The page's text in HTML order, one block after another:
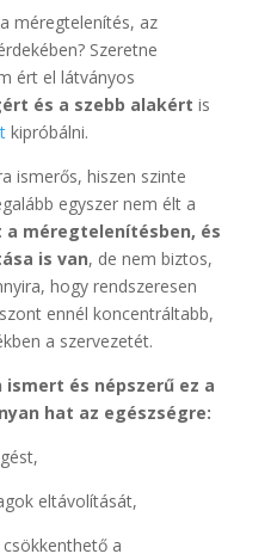
méregtelenítés, az
Szeretne
ért el látványos
és a szebb alakért is
kipróbálni.
ismerős, hiszen szinte
egyszer nem élt a
a méregtelenítésben, és
is van, de nem biztos,
hogy rendszeresen
ennél koncentráltabb,
a szervezetét.
ismert és népszerű ez a
hat az egészségre:
eltávolítását,
a